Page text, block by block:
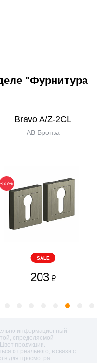
"Фурнитура
Bravo A/Z-2CL
AB Бронза
-55%
SALE
203 ₽
информационный
определяемой
продукции,
от реального, в связи с
для просмотра.